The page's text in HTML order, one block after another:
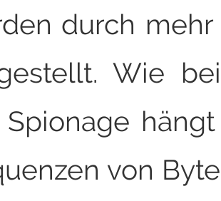
durch
Wie
Spionage
von